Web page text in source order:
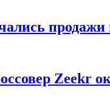
продажи
Zeekr